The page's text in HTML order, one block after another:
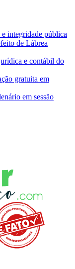
integridade pública
de Lábrea
e contábil do
gratuita em
em sessão